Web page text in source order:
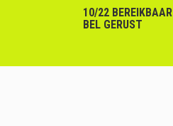
10/22 BEREIKBAAR
BEL GERUST